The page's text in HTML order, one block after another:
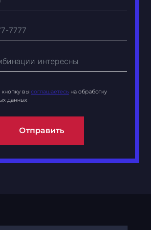
вы соглашаетесь на обработку
данных
Отправить